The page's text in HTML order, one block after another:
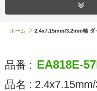
ホーム 2.4x7.15mm/3.2mm軸 ダ
品番 : EA818E-
品名 :